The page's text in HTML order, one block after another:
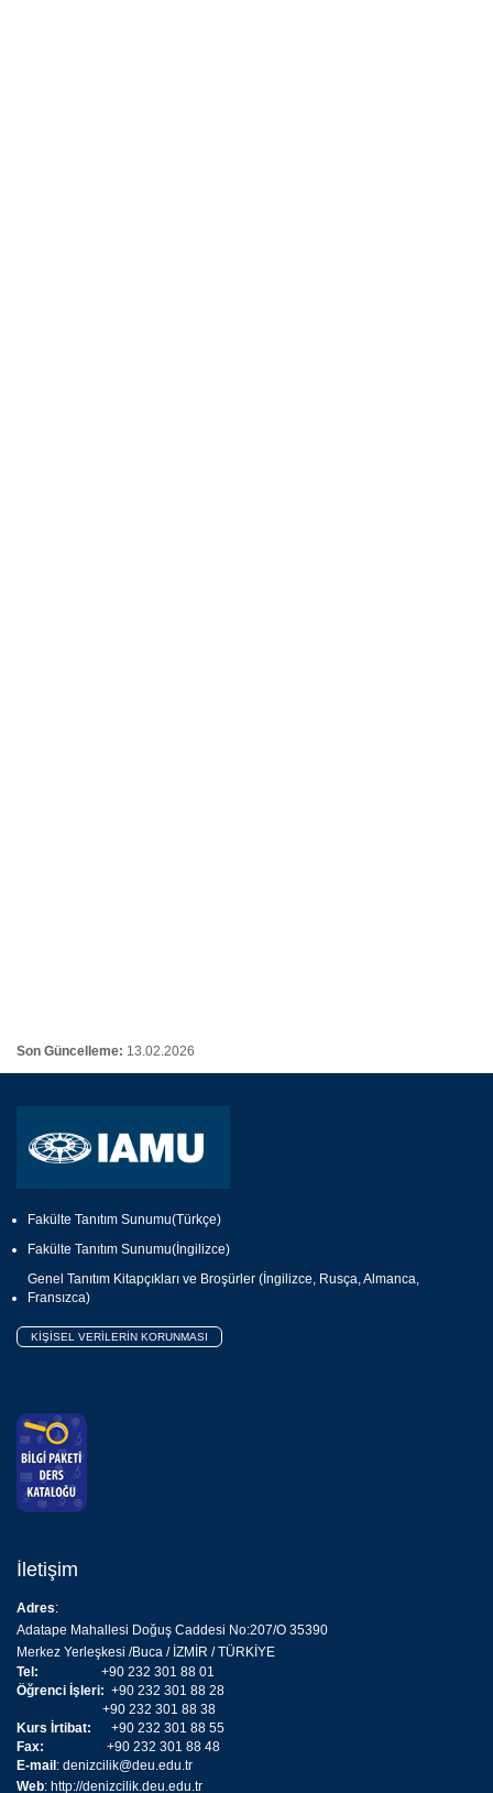
Son Güncelleme: 13.02.2026
Fakülte Tanıtım Sunumu(Türkçe)
Fakülte Tanıtım Sunumu(İngilizce)
Genel Tanıtım Kitapçıkları ve Broşürler (İngilizce, Rusça, Almanca,
Fransızca)
KİŞİSEL VERİLERİN KORUNMASI
İletişim
Adres:
Adatape Mahallesi Doğuş Caddesi No:207/O 35390
Merkez Yerleşkesi /Buca / İZMİR / TÜRKİYE
Tel:
+90 232 301 88 01
Öğrenci İşleri: +90 232 301 88 28
+90 232 301 88 38
Kurs İrtibat:
+90 232 301 88 55
Fax:
+90 232 301 88 48
E-mail : denizcilik@deu.edu.tr
Web: http://denizcilik.deu.edu.tr